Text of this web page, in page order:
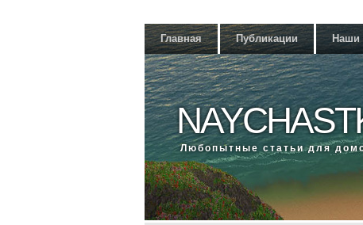
Главная Публикации Наши
Любοпытные статьи для